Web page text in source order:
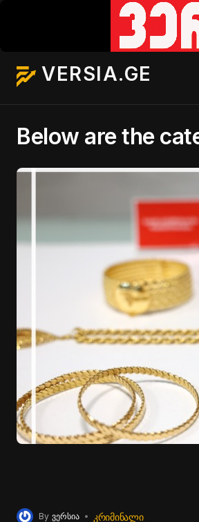
VERSIA.GE
Below are the
By ვერსია ᲙᲠᲘᲛᲘᲜᲐᲚᲘ